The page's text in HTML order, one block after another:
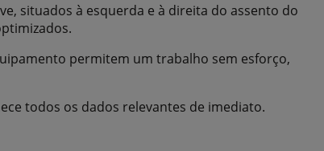
situados à esquerda e à direita do assento do
permitem um trabalho sem esforço,
todos os dados relevantes de imediato.